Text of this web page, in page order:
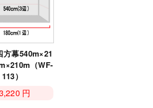
方幕540m×21
（WF-
113）
円